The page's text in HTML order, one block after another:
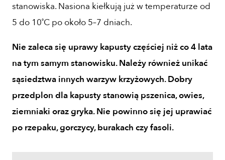
stanowiska. Nasiona kiełkują już w temperaturze od
5 do 10˚C po około 5–7 dniach.
Nie zaleca się uprawy kapusty częściej niż co 4 lata
na tym samym stanowisku. Należy również unikać
sąsiedztwa innych warzyw krzyżowych. Dobry
przedplon dla kapusty stanowią pszenica, owies,
ziemniaki oraz gryka. Nie powinno się jej uprawiać
po rzepaku, gorczycy, burakach czy fasoli.